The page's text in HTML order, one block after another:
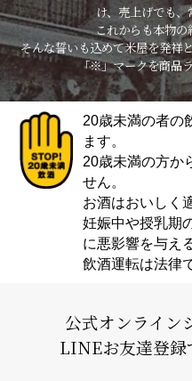
け、売上げでも
これからも本物の
そんな誓いも込めて米屋を発祥
「※」マークを商品
20歳未満の者の
ます。
20歳未満の方か
せん。
お酒はおいしく
妊娠中や授乳期
に悪影響を与え
飲酒運転は法律
公式オンライン
LINEお友達登録